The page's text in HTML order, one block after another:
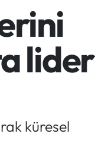
lider
küresel